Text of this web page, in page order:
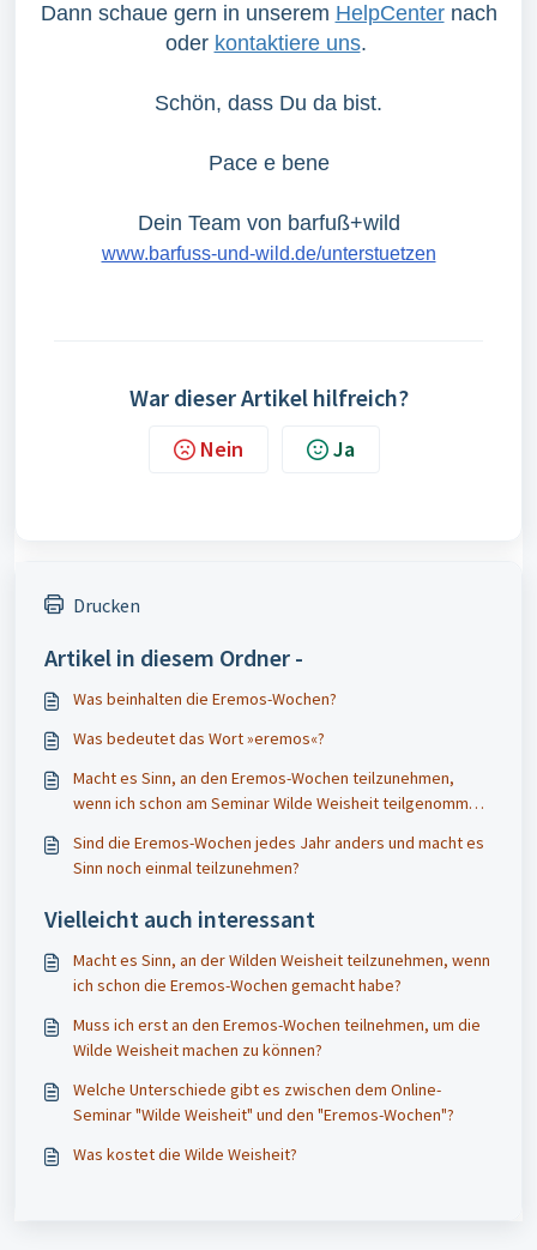
Dann schaue gern in unserem HelpCenternach
oder kontaktiere uns.
Schön, dass Du da bist.
Pace e bene
Dein Team von barfuß+wild
www.barfuss-und-wild.de/unterstuetzen
War dieser Artikel hilfreich?
Nein Ja
Drucken
Artikel in diesem Ordner -
Was beinhalten die Eremos-Wochen?
Was bedeutet das Wort »eremos«?
Macht es Sinn, an den Eremos-Wochen teilzunehmen,
wenn ich schon am Seminar Wilde Weisheit teilgenommen
Sind die Eremos-Wochen jedes Jahr anders und macht es
Sinn noch einmal teilzunehmen?
Vielleicht auch interessant
Macht es Sinn, an der Wilden Weisheit teilzunehmen, wenn
ich schon die Eremos-Wochen gemacht habe?
Muss ich erst an den Eremos-Wochen teilnehmen, um die
Wilde Weisheit machen zu können?
Welche Unterschiede gibt es zwischen dem Online-
Seminar "Wilde Weisheit" und den "Eremos-Wochen"?
Was kostet die Wilde Weisheit?